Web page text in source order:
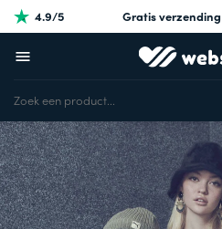
4.9/5 Gratis verzending